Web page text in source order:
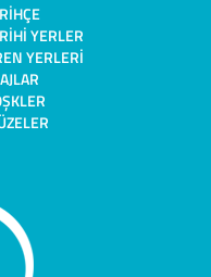
YERLER
YERLERI